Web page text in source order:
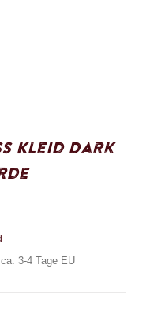
Kleid Dark
3-4 Tage EU